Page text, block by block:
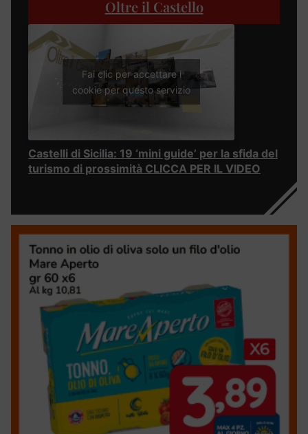
Oltre il Castello
Fai clic per accettare i
cookie per questo servizio
Castelli di Sicilia: 19 ‘mini guide’ per la sfida del
turismo di prossimità CLICCA PER IL VIDEO